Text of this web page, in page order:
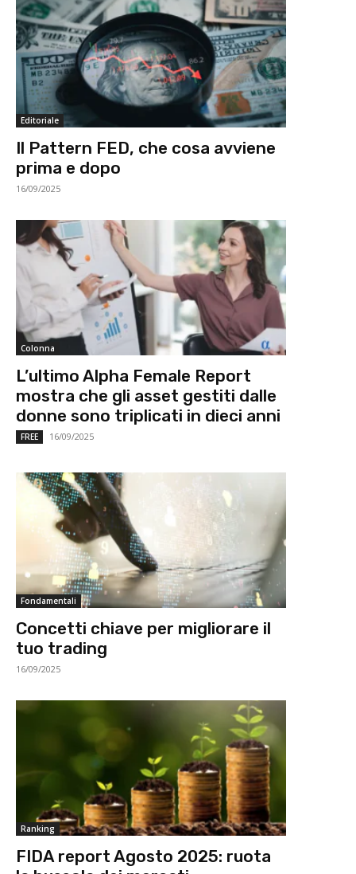
Editoriale
Il Pattern FED, che cosa avviene
prima e dopo
16/09/2025
Colonna
L’ultimo Alpha Female Report
mostra che gli asset gestiti dalle
donne sono triplicati in dieci anni
FREE 16/09/2025
Fondamentali
Concetti chiave per migliorare il
tuo trading
16/09/2025
Ranking
FIDA report Agosto 2025: ruota